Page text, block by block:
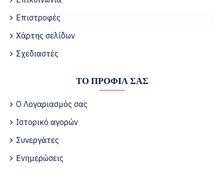
Επιστροφές
Χάρτης σελίδων
Σχεδιαστές
ΤΟ ΠΡΟΦΊΛ ΣΑΣ
Ο Λογαριασμός σας
Ιστορικό αγορών
Συνεργάτες
Ενημερώσεις